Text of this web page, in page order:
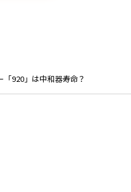
920」は中和器寿命？